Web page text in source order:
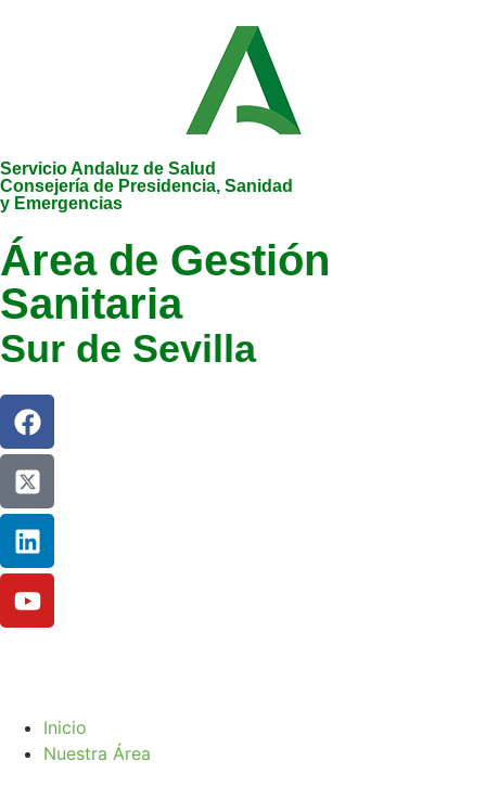
Servicio Andaluz de Salud
Consejería de Presidencia, Sanidad
y Emergencias
Área de Gestión
Sanitaria
Sur de Sevilla
Inicio
Nuestra Área